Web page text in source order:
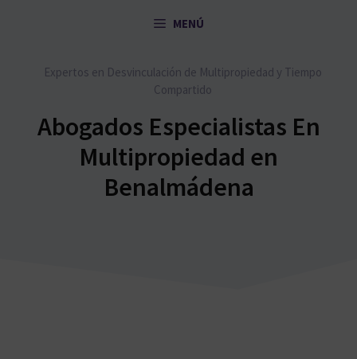
MENÚ
Expertos en Desvinculación de Multipropiedad y Tiempo
Compartido
Abogados Especialistas En
Multipropiedad en
Benalmádena